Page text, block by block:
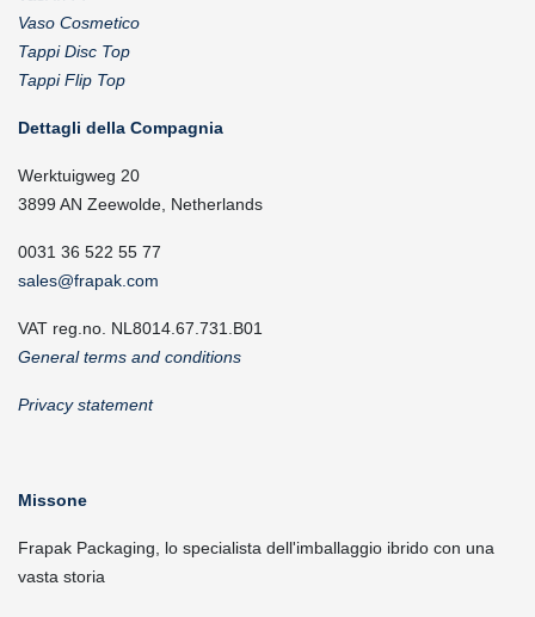
Vaso Cosmetico
Tappi Disc Top
Tappi Flip Top
Dettagli della Compagnia
Werktuigweg 20
3899 AN Zeewolde, Netherlands
0031 36 522 55 77
sales@frapak.com
VAT reg.no. NL8014.67.731.B01
General terms and conditions
Privacy statement
Missone
Frapak Packaging, lo specialista dell'imballaggio ibrido con una
vasta storia